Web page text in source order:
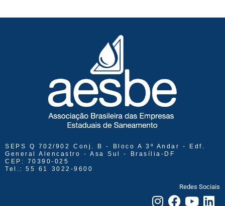
SEPS Q 702/902 Conj. B - Bloco A 3º Andar - Edf.
General Alencastro - Asa Sul - Brasília-DF
CEP: 70390-025
Tel.: 55 61 3022-9600
Redes Sociais